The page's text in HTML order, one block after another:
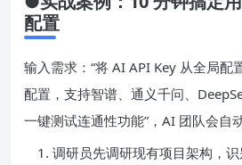
●实战案例：10 分钟搞定
配置
输入需求：“将 AI API Key 从全局配
配置，支持智谱、通义千问、
一键测试连通性功能”，AI 团队会自